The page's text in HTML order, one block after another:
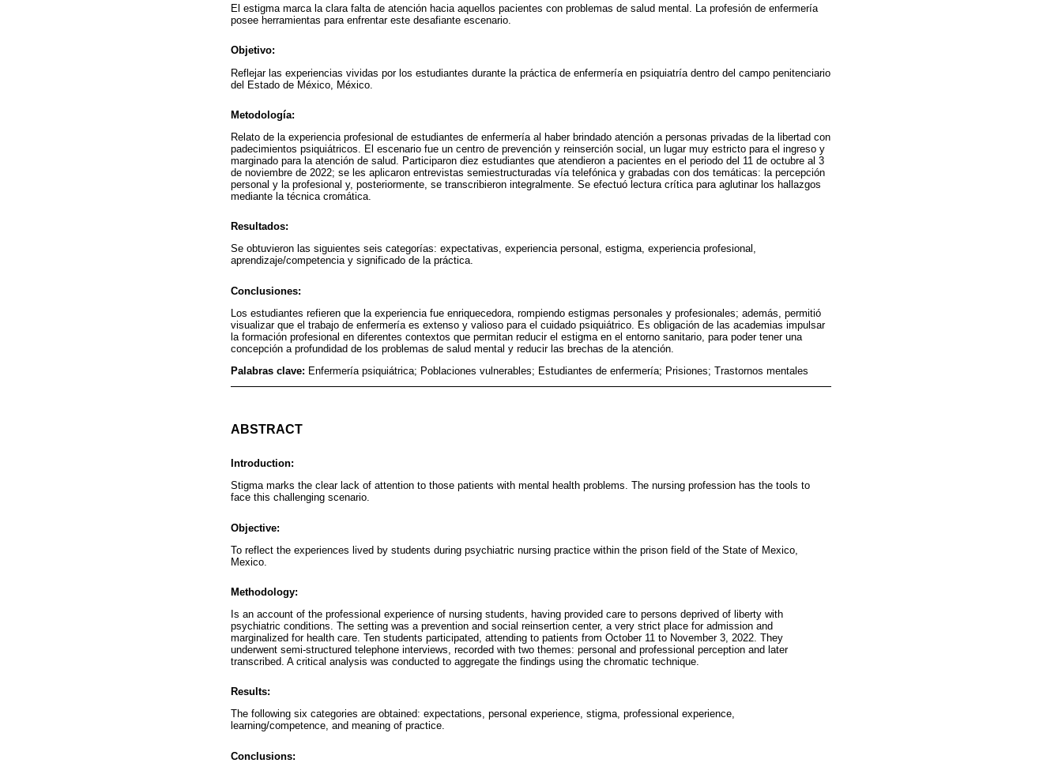
El estigma marca la clara falta de atención hacia aquellos pacientes con problemas de salud mental. La profesión de enfermería
posee herramientas para enfrentar este desafiante escenario.
Objetivo:
Reflejar las experiencias vividas por los estudiantes durante la práctica de enfermería en psiquiatría dentro del campo penitenciario
del Estado de México, México.
Metodología:
Relato de la experiencia profesional de estudiantes de enfermería al haber brindado atención a personas privadas de la libertad con
padecimientos psiquiátricos. El escenario fue un centro de prevención y reinserción social, un lugar muy estricto para el ingreso y
marginado para la atención de salud. Participaron diez estudiantes que atendieron a pacientes en el periodo del 11 de octubre al 3
de noviembre de 2022; se les aplicaron entrevistas semiestructuradas vía telefónica y grabadas con dos temáticas: la percepción
personal y la profesional y, posteriormente, se transcribieron integralmente. Se efectuó lectura crítica para aglutinar los hallazgos
mediante la técnica cromática.
Resultados:
Se obtuvieron las siguientes seis categorías: expectativas, experiencia personal, estigma, experiencia profesional,
aprendizaje/competencia y significado de la práctica.
Conclusiones:
Los estudiantes refieren que la experiencia fue enriquecedora, rompiendo estigmas personales y profesionales; además, permitió
visualizar que el trabajo de enfermería es extenso y valioso para el cuidado psiquiátrico. Es obligación de las academias impulsar
la formación profesional en diferentes contextos que permitan reducir el estigma en el entorno sanitario, para poder tener una
concepción a profundidad de los problemas de salud mental y reducir las brechas de la atención.
Palabras clave: Enfermería psiquiátrica; Poblaciones vulnerables; Estudiantes de enfermería; Prisiones; Trastornos mentales
ABSTRACT
Introduction:
Stigma marks the clear lack of attention to those patients with mental health problems. The nursing profession has the tools to
face this challenging scenario.
Objective:
To reflect the experiences lived by students during psychiatric nursing practice within the prison field of the State of Mexico,
Mexico.
Methodology:
Is an account of the professional experience of nursing students, having provided care to persons deprived of liberty with
psychiatric conditions. The setting was a prevention and social reinsertion center, a very strict place for admission and
marginalized for health care. Ten students participated, attending to patients from October 11 to November 3, 2022. They
underwent semi-structured telephone interviews, recorded with two themes: personal and professional perception and later
transcribed. A critical analysis was conducted to aggregate the findings using the chromatic technique.
Results:
The following six categories are obtained: expectations, personal experience, stigma, professional experience,
learning/competence, and meaning of practice.
Conclusions: